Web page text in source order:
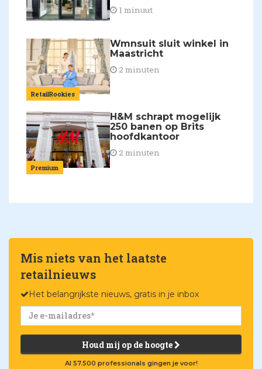
1 minuut
RetailRookies
Wmnsuit sluit winkel in
Maastricht
2 minuten
Premium
H&M schrapt mogelijk
250 banen op Brits
hoofdkantoor
2 minuten
Mis niets van het laatste
retailnieuws
Het belangrijkste nieuws, gratis in je inbox
Houd mij op de hoogte
Al 57.500 professionals gingen je voor!